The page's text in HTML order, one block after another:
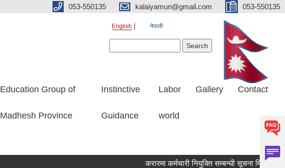
053-550135 kalaiyamun@gmail.com 053-550135
English नेपाली
Education Group of
Madhesh Province
Instinctive
Guidance
Labor
world
Gallery Contact
करारमा कर्मचारी नियुक्ति सम्बन्धी सूचना मितिः